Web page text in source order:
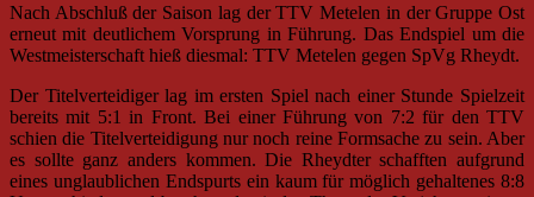
Nach Abschluß der Saison lag der TTV Metelen in der Gruppe Ost
erneut mit deutlichem Vorsprung in Führung. Das Endspiel um die
Westmeisterschaft hieß diesmal: TTV Metelen gegen SpVg Rheydt.
Der Titelverteidiger lag im ersten Spiel nach einer Stunde Spielzeit
bereits mit 5:1 in Front. Bei einer Führung von 7:2 für den TTV
schien die Titelverteidigung nur noch reine Formsache zu sein. Aber
es sollte ganz anders kommen. Die Rheydter schafften aufgrund
eines unglaublichen Endspurts ein kaum für möglich gehaltenes 8:8